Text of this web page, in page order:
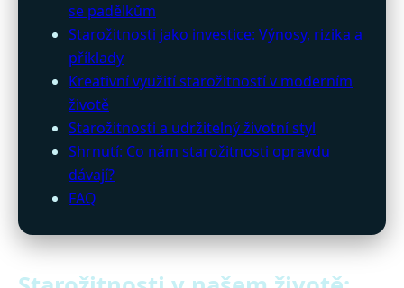
se padělkům
Starožitnosti jako investice: Výnosy, rizika a
příklady
Kreativní využití starožitností v moderním
životě
Starožitnosti a udržitelný životní styl
Shrnutí: Co nám starožitnosti opravdu
dávají?
FAQ